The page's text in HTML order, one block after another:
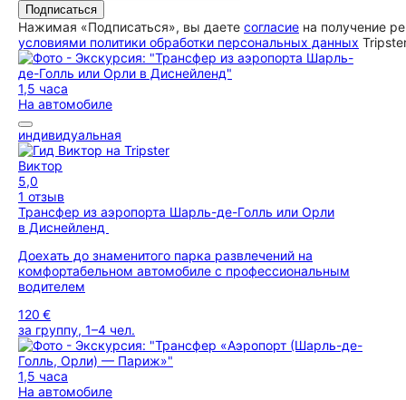
Подписаться
Нажимая «Подписаться», вы даете согласие на получение
условиями политики обработки персональных данных
1,5 часа
На автомобиле
индивидуальная
Виктор
5,0
1 отзыв
Трансфер из аэропорта Шарль-де-Голль или Орли
в Диснейленд
Доехать до знаменитого парка развлечений на
комфортабельном автомобиле с профессиональным
водителем
120 €
за группу, 1–4 чел.
1,5 часа
На автомобиле